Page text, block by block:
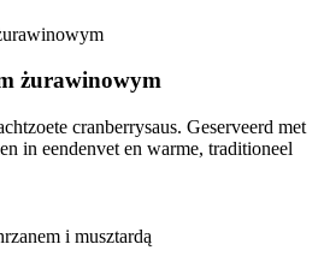
żurawinowym
cranberrysaus. Geserveerd met
in eendenvet en warme, traditioneel